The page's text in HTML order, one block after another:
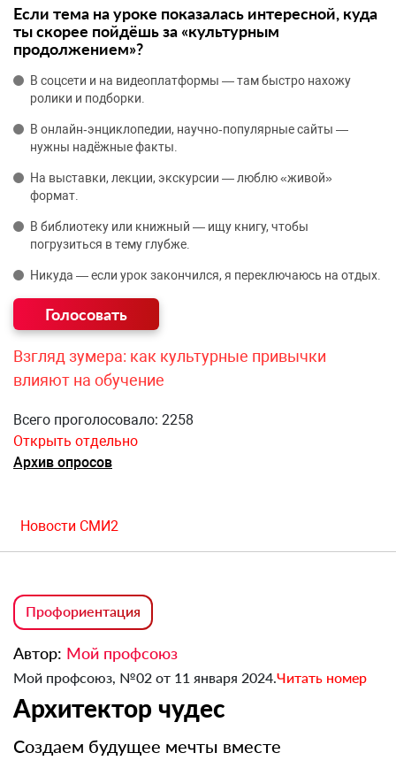
Если тема на уроке показалась интересной, куда
ты скорее пойдёшь за «культурным
продолжением»?
В соцсети и на видеоплатформы — там быстро нахожу
ролики и подборки.
В онлайн‑энциклопедии, научно‑популярные сайты —
нужны надёжные факты.
На выставки, лекции, экскурсии — люблю «живой»
формат.
В библиотеку или книжный — ищу книгу, чтобы
погрузиться в тему глубже.
Никуда — если урок закончился, я переключаюсь на отдых.
Взгляд зумера: как культурные привычки
влияют на обучение
Всего проголосовало: 2258
Открыть отдельно
Архив опросов
Новости СМИ2
Профориентация
Автор: Мой профсоюз
Мой профсоюз, №02 от 11 января 2024. Читать номер
Архитектор чудес
Создаем будущее мечты вместе